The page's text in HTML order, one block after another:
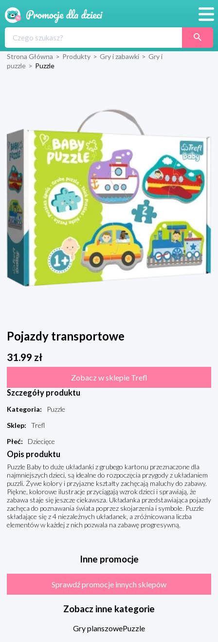
Produkty
Strona Główna > Produkty > Gry i zabawki > Gry i
puzzle > Puzzle
Pojazdy transportowe
31.99 zł
Zobacz w sklepie Trefl
Szczegóły produktu
Kategoria:
Puzzle
Sklep:
Trefl
Płeć: Dziecięce
Opis produktu
Puzzle Baby to duże układanki z grubego kartonu przeznaczone dla
najmniejszych dzieci, są idealne do rozpoczęcia przygody z układaniem
puzzli. Żywe kolory i przyjazne kształty zachęcają maluchy do zabawy.
Piękne, kolorowe ilustracje przyciągają wzrok dzieci i sprawiają, że
zabawa staje się jeszcze ciekawsza. Układanka przedstawiająca pojazdy
zachęca do poznawania świata poprzez skojarzenia i symbole. Puzzle
składające się z 4 niezależnych układanek, a zróżnicowana liczba
elementów w każdej z nich pozwala na zabawę progresywną.
Inne promocje
Sprawdź promocje innych sklepów
Zobacz inne kategorie
Gry planszowePuzzle